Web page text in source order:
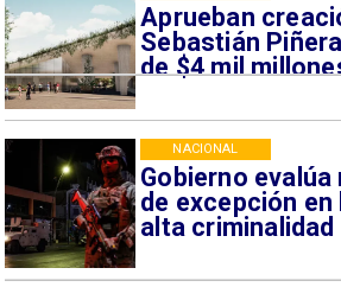
Aprueban
Sebastián
de $4 mil
Gobierno
de excepción
alta criminalidad
NACIONAL